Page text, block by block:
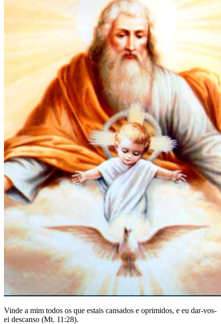
Vinde a mim todos os que estais cansados e oprimidos, e eu dar-vos-
ei descanso (Mt. 11:28).